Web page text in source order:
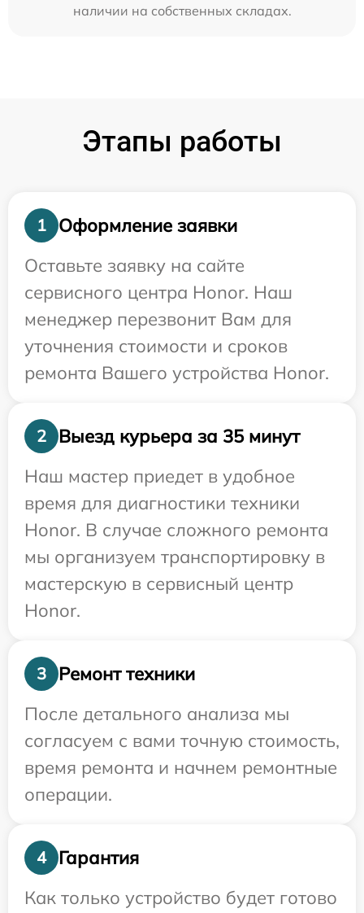
наличии на собственных складах.
Этапы работы
1
Оформление заявки
Оставьте заявку на сайте
сервисного центра Honor. Наш
менеджер перезвонит Вам для
уточнения стоимости и сроков
ремонта Вашего устройства Honor.
2
Выезд курьера за 35 минут
Наш мастер приедет в удобное
время для диагностики техники
Honor. В случае сложного ремонта
мы организуем транспортировку в
мастерскую в сервисный центр
Honor.
3
Ремонт техники
После детального анализа мы
согласуем с вами точную стоимость,
время ремонта и начнем ремонтные
операции.
4
Гарантия
Как только устройство будет готово